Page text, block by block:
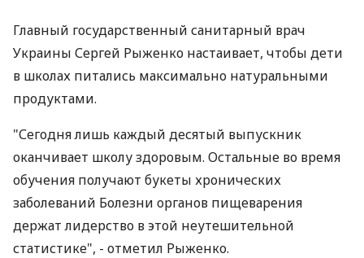
Главный государственный санитарный врач
Украины Сергей Рыженко настаивает, чтобы дети
в школах питались максимально натуральными
продуктами.
"Сегодня лишь каждый десятый выпускник
оканчивает школу здоровым. Остальные во время
обучения получают букеты хронических
заболеваний Болезни органов пищеварения
держат лидерство в этой неутешительной
статистике", - отметил Рыженко.